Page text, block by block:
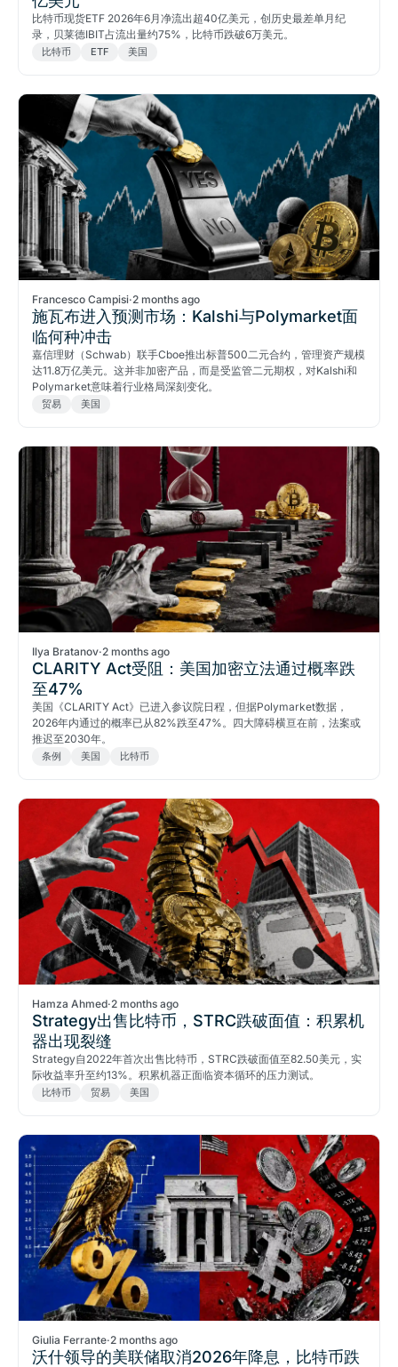
比特币现货ETF 2026年6月净流出超40亿美元，创历史最差单月纪
录，贝莱德IBIT占流出量约75%，比特币跌破6万美元。
比特币 ETF 美国
Francesco Campisi·2 months ago
施瓦布进入预测市场：Kalshi与Polymarket面
临何种冲击
嘉信理财（Schwab）联手Cboe推出标普500二元合约，管理资产规模
达11.8万亿美元。这并非加密产品，而是受监管二元期权，对Kalshi和
Polymarket意味着行业格局深刻变化。
贸易 美国
Ilya Bratanov·2 months ago
CLARITY Act受阻：美国加密立法通过概率跌
至47%
美国《CLARITY Act》已进入参议院日程，但据Polymarket数据，
2026年内通过的概率已从82%跌至47%。四大障碍横亘在前，法案或
推迟至2030年。
条例 美国 比特币
Hamza Ahmed·2 months ago
Strategy出售比特币，STRC跌破面值：积累机
器出现裂缝
Strategy自2022年首次出售比特币，STRC跌破面值至82.50美元，实
际收益率升至约13%。积累机器正面临资本循环的压力测试。
比特币 贸易 美国
Giulia Ferrante·2 months ago
沃什领导的美联储取消2026年降息，比特币跌